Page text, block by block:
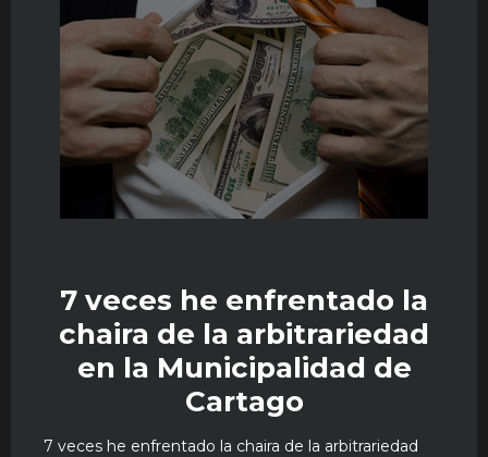
7 veces he enfrentado la
chaira de la arbitrariedad
en la Municipalidad de
Cartago
7 veces he enfrentado la chaira de la arbitrariedad